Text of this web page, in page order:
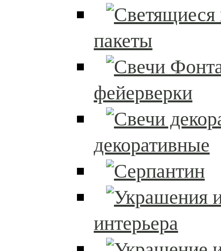
пакеты
фейерверки
декоративные
интерьера